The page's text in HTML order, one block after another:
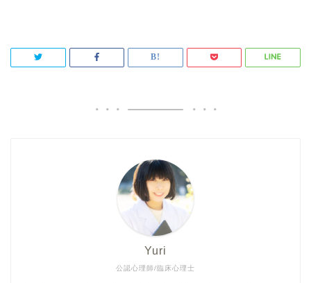
公認心理師/臨床心理士
Yuri